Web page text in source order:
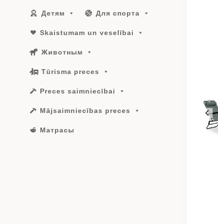
Детям Для спорта
Skaistumam un veselībai
Животным
Tūrisma preces
Preces saimniecībai
Mājsaimniecības preces
Матрасы